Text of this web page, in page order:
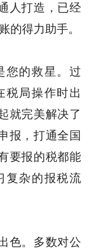
人打造，已经
的得力助手。
您的救星。过
税局操作时出
就完美解决了
报，打通全国
要报的税都能
复杂的报税流
色。多数对公